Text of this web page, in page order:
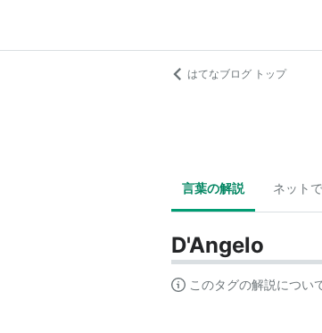
はてなブログ トップ
言葉の解説 ネット
D'Angelo
このタグの解説につい